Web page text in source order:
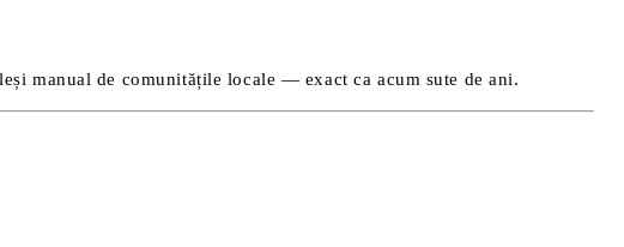
manual de comunitățile locale — exact ca acum sute de ani.